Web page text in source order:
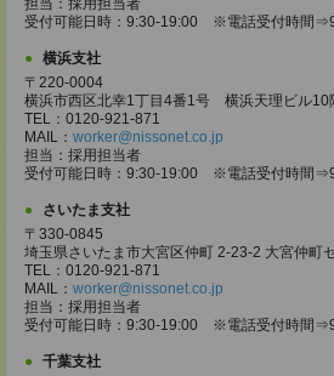
担当：採用担当者
受付可能日時：9:30-19:00 ※電話受付時間
横浜支社
〒220-0004
横浜市西区北幸1丁目4番1号 横浜天理ビル10
TEL：0120-921-871
MAIL： worker@nissonet.co.jp
担当：採用担当者
受付可能日時：9:30-19:00 ※電話受付時間
さいたま支社
〒330-0845
埼玉県さいたま市大宮区仲町 2-23-2 大宮仲町
TEL：0120-921-871
MAIL： worker@nissonet.co.jp
担当：採用担当者
受付可能日時：9:30-19:00 ※電話受付時間
千葉支社